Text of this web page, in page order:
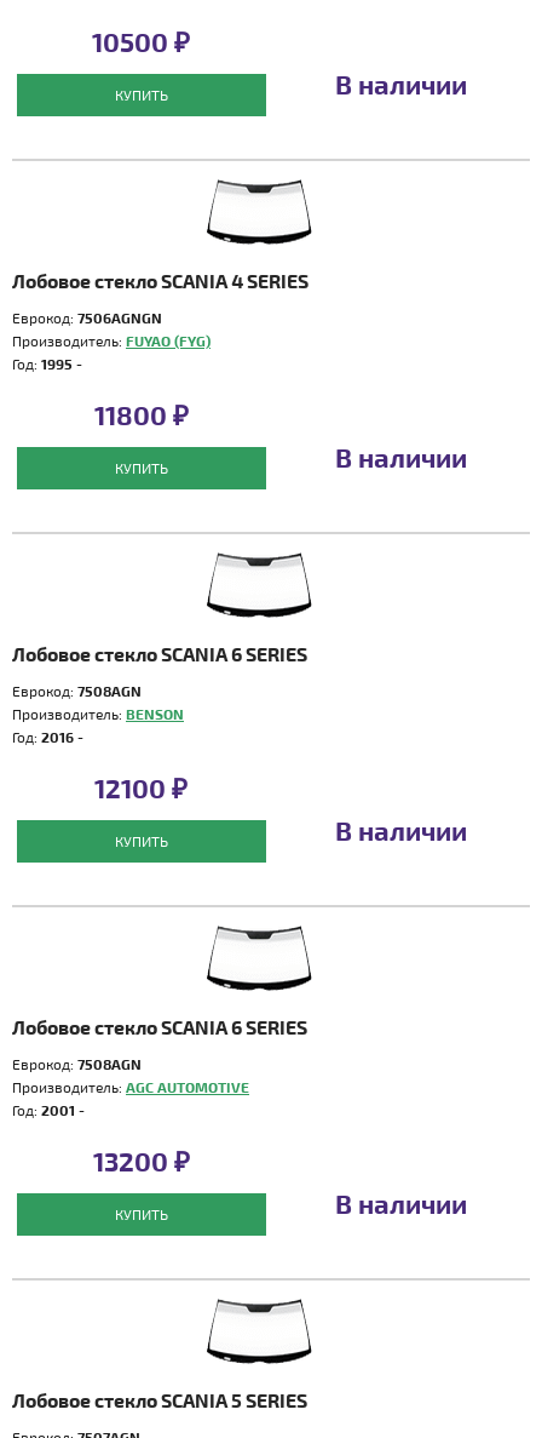
10500 ₽
КУПИТЬ В наличии
Лобовое стекло SCANIA 4 SERIES
Еврокод: 7506AGNGN
Производитель: FUYAO (FYG)
Год: 1995 -
11800 ₽
КУПИТЬ В наличии
Лобовое стекло SCANIA 6 SERIES
Еврокод: 7508AGN
Производитель: BENSON
Год: 2016 -
12100 ₽
КУПИТЬ В наличии
Лобовое стекло SCANIA 6 SERIES
Еврокод: 7508AGN
Производитель: AGC AUTOMOTIVE
Год: 2001 -
13200 ₽
КУПИТЬ В наличии
Лобовое стекло SCANIA 5 SERIES